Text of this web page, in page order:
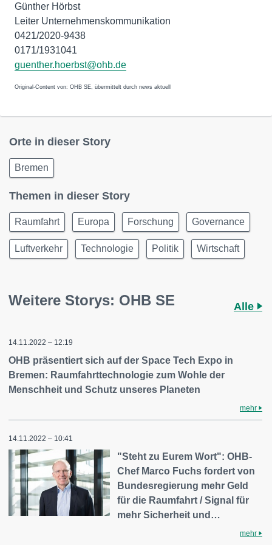
Günther Hörbst
Leiter Unternehmenskommunikation
0421/2020-9438
0171/1931041
guenther.hoerbst@ohb.de
Original-Content von: OHB SE, übermittelt durch news aktuell
Orte in dieser Story
Bremen
Themen in dieser Story
Raumfahrt Europa Forschung Governance
Luftverkehr Technologie Politik Wirtschaft
Weitere Storys: OHB SE Alle
14.11.2022 – 12:19
OHB präsentiert sich auf der Space Tech Expo in
Bremen: Raumfahrttechnologie zum Wohle der
Menschheit und Schutz unseres Planeten
mehr
14.11.2022 – 10:41
"Steht zu Eurem Wort": OHB-
Chef Marco Fuchs fordert von
Bundesregierung mehr Geld
für die Raumfahrt / Signal für
mehr Sicherheit und…
mehr